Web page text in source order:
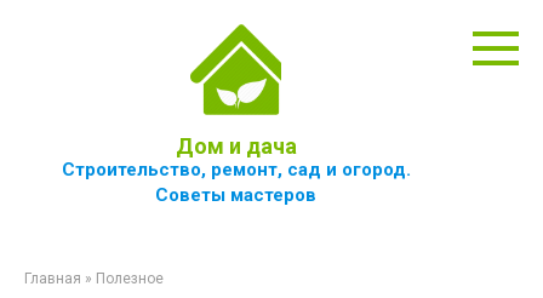
Дом и дача
Строительство, ремонт, сад и огород.
Советы мастеров
Главная » Полезное